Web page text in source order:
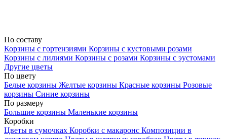
По составу
Корзины с гортензиями Корзины с кустовыми розами
Корзины с лилиями Корзины с розами Корзины с эустомами
Другие цветы
По цвету
Белые корзины Желтые корзины Красные корзины Розовые
корзины Синие корзины
По размеру
Большие корзины Маленькие корзины
Коробки
Цветы в сумочках Коробки с макаронс Композиции в